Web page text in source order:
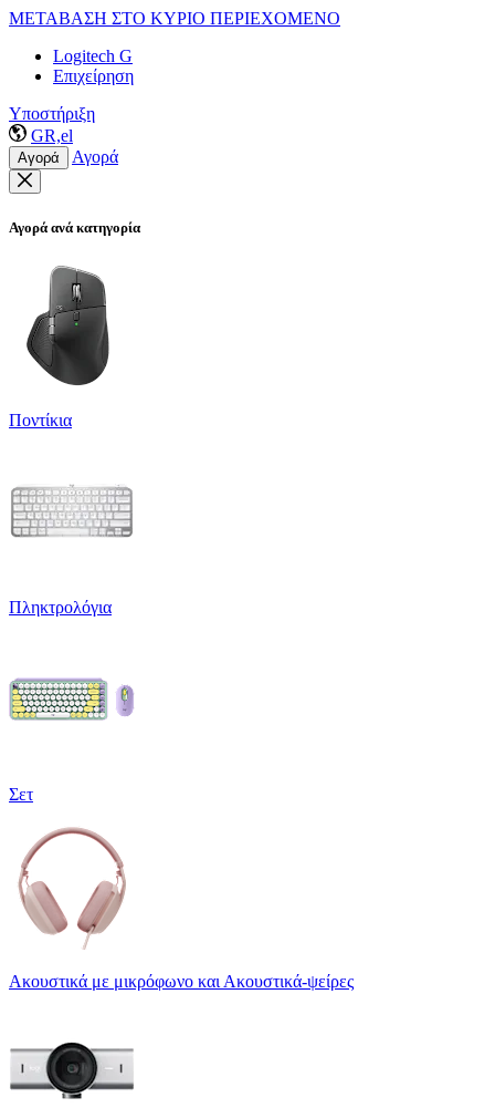
ΜΕΤΑΒΑΣΗ ΣΤΟ ΚΥΡΙΟ ΠΕΡΙΕΧΟΜΕΝΟ
Logitech G
Επιχείρηση
Υποστήριξη
GR,el
Αγορά Αγορά
Αγορά ανά κατηγορία
Ποντίκια
Πληκτρολόγια
Σετ
Ακουστικά με μικρόφωνο και Ακουστικά-ψείρες